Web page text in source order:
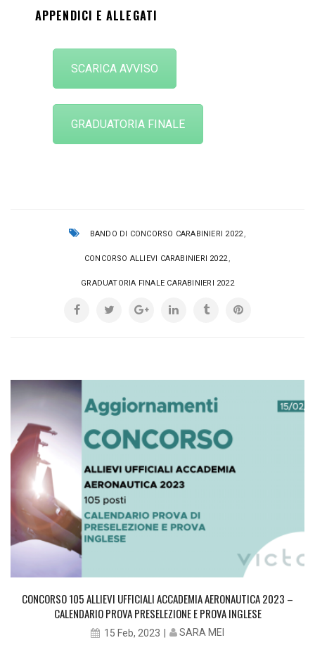
APPENDICI E ALLEGATI
SCARICA AVVISO
GRADUATORIA FINALE
BANDO DI CONCORSO CARABINIERI 2022 ,
CONCORSO ALLIEVI CARABINIERI 2022 ,
GRADUATORIA FINALE CARABINIERI 2022
CONCORSO 105 ALLIEVI UFFICIALI ACCADEMIA AERONAUTICA 2023 –
CALENDARIO PROVA PRESELEZIONE E PROVA INGLESE
15 Feb, 2023 SARA MEI